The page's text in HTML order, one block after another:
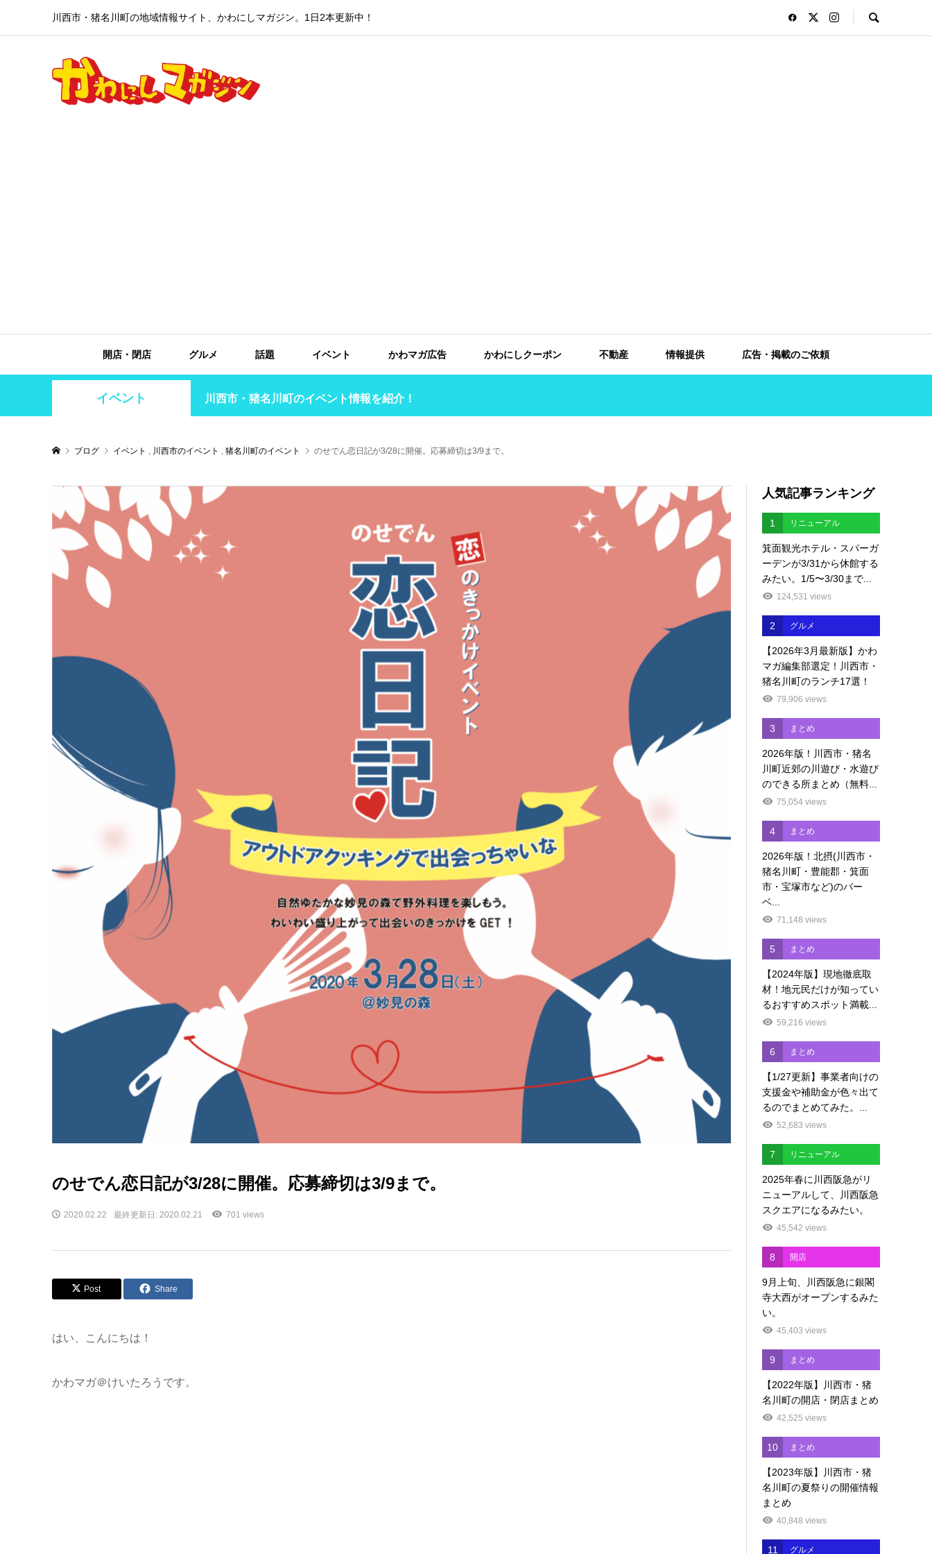
川西市・猪名川町の地域情報サイト、かわにしマガジン。1日2本更新中！
開店・閉店 グルメ 話題 イベント かわマガ広告 かわにしクーポン 不動産 情報提供 広告・掲載のご依頼
イベント 川西市・猪名川町のイベント情報を紹介！
ブログ イベント , 川西市のイベント , 猪名川町のイベント のせでん恋日記が3/28に開催。応募締切は3/9まで。
のせでん恋日記が3/28に開催。応募締切は3/9まで。
2020.02.22 最終更新日: 2020.02.21 701 views
Post Share
はい、こんにちは！
かわマガ＠けいたろうです。
人気記事ランキング
1 リニューアル
箕面観光ホテル・スパーガ
ーデンが3/31から休館する
みたい。1/5〜3/30まで...
124,531 views
2 グルメ
【2026年3月最新版】かわ
マガ編集部選定！川西市・
猪名川町のランチ17選！
79,906 views
3 まとめ
2026年版！川西市・猪名
川町近郊の川遊び・水遊び
のできる所まとめ（無料...
75,054 views
4 まとめ
2026年版！北摂(川西市・
猪名川町・豊能郡・箕面
市・宝塚市など)のバー
ベ...
71,148 views
5 まとめ
【2024年版】現地徹底取
材！地元民だけが知ってい
るおすすめスポット満載...
59,216 views
6 まとめ
【1/27更新】事業者向けの
支援金や補助金が色々出て
るのでまとめてみた。...
52,683 views
7 リニューアル
2025年春に川西阪急がリ
ニューアルして、川西阪急
スクエアになるみたい。
45,542 views
8 開店
9月上旬、川西阪急に銀閣
寺大西がオープンするみた
い。
45,403 views
9 まとめ
【2022年版】川西市・猪
名川町の開店・閉店まとめ
42,525 views
10 まとめ
【2023年版】川西市・猪
名川町の夏祭りの開催情報
まとめ
40,848 views
11 グルメ